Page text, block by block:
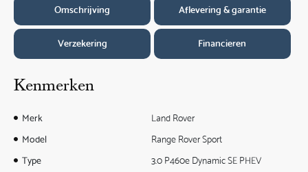
Omschrijving Aflevering & garantie
Verzekering Financieren
Kenmerken
Merk
Land Rover
Model
Range Rover Sport
Type
3.0 P460e Dynamic SE PHEV